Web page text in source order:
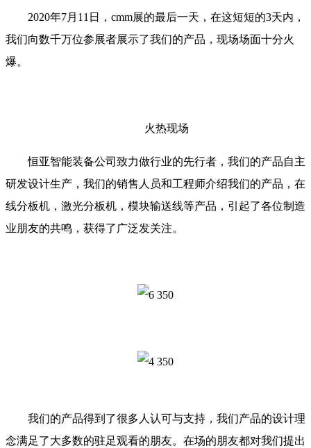
2020年7月11日，cmm展的最后一天，在这短短的3天内，
我们向数千万位参展者展示了我们的产品，现场场面十分火
爆。
火热现场
恒亚智能装备公司致力做行业的先行者，我们的产品自主
研发设计生产，我们的销售人员和工程师介绍我们的产品，在
线分板机，激光分板机，模块输送线等产品，引起了各位制造
业朋友的共鸣，获得了广泛发关注。
我们的产品得到了很多人认可与支持，我们产品的设计理
念满足了大多数的驻足观看的朋友。在场的朋友都对我们提出